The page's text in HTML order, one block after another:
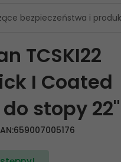
bezpieczeństwa i
TCSKI22
I Coated
stopy 22"
659007005176